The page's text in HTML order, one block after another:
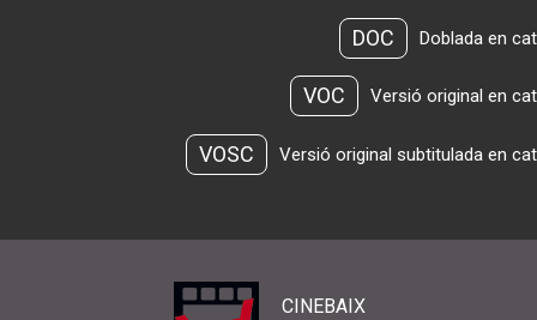
DOC Doblada en
VOC Versió original en
VOSC Versió original subtitulada en
CINEBAIX